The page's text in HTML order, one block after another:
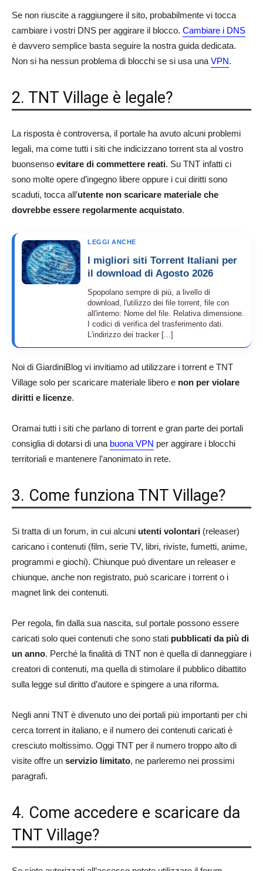
Se non riuscite a raggiungere il sito, probabilmente vi tocca
cambiare i vostri DNS per aggirare il blocco. Cambiare i DNS
è davvero semplice basta seguire la nostra guida dedicata.
Non si ha nessun problema di blocchi se si usa una VPN.
2. TNT Village è legale?
La risposta è controversa, il portale ha avuto alcuni problemi
legali, ma come tutti i siti che indicizzano torrent sta al vostro
buonsenso evitare di commettere reati. Su TNT infatti ci
sono molte opere d’ingegno libere oppure i cui diritti sono
scaduti, tocca all’utente non scaricare materiale che
dovrebbe essere regolarmente acquistato.
LEGGI ANCHE
I migliori siti Torrent Italiani per
il download di Agosto 2026
Spopolano sempre di più, a livello di
download, l'utilizzo dei file torrent, file con
all'interno: Nome del file. Relativa dimensione.
I codici di verifica del trasferimento dati.
L'indirizzo dei tracker [...]
Noi di GiardiniBlog vi invitiamo ad utilizzare i torrent e TNT
Village solo per scaricare materiale libero e non per violare
diritti e licenze.
Oramai tutti i siti che parlano di torrent e gran parte dei portali
consiglia di dotarsi di una buona VPN per aggirare i blocchi
territoriali e mantenere l’anonimato in rete.
3. Come funziona TNT Village?
Si tratta di un forum, in cui alcuni utenti volontari (releaser)
caricano i contenuti (film, serie TV, libri, riviste, fumetti, anime,
programmi e giochi). Chiunque può diventare un releaser e
chiunque, anche non registrato, può scaricare i torrent o i
magnet link dei contenuti.
Per regola, fin dalla sua nascita, sul portale possono essere
caricati solo quei contenuti che sono stati pubblicati da più di
un anno. Perché la finalità di TNT non è quella di danneggiare i
creatori di contenuti, ma quella di stimolare il pubblico dibattito
sulla legge sul diritto d’autore e spingere a una riforma.
Negli anni TNT è divenuto uno dei portali più importanti per chi
cerca torrent in italiano, e il numero dei contenuti caricati è
cresciuto moltissimo. Oggi TNT per il numero troppo alto di
visite offre un servizio limitato, ne parleremo nei prossimi
paragrafi.
4. Come accedere e scaricare da
TNT Village?